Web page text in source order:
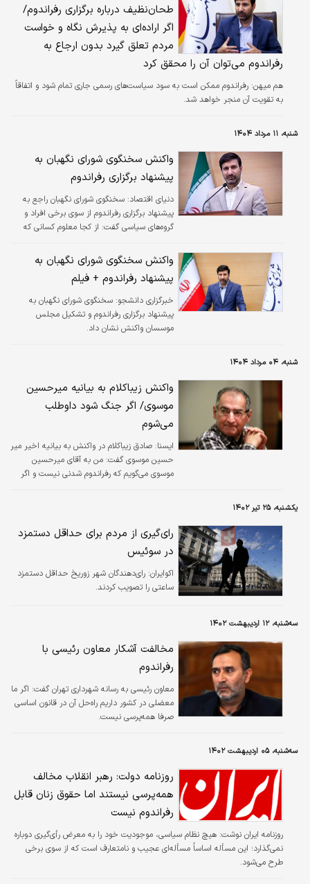
نه میدانی برای تقابل و مبارزه. رفراندوم ممکن
است به سود سیاست‌های رسمی جاری تمام شود و
اتفاقا به تقویت آن منجر خواهد شد. بنابراین،
نیازی نیست که رفراندوم را به چالشی سیاسی
تبدیل کنیم».
طحان‌نظیف درباره برگزاری رفراندوم/
اگر اراده‌ای به پذیرش نگاه و‌ خواست
مردم تعلق گیرد بدون ارجاع به
رفراندوم می‌توان آن را محقق کرد
هم میهن: رفراندوم ممکن است به سود سیاست‌‏های رسمی جاری تمام شود و اتفاقاً
به تقویت آن منجر خواهد شد.
شنبه، ۱۱ مرداد ۱۴۰۴
واکنش سخنگوی شورای نگهبان به
پیشنهاد برگزاری رفراندوم
دنیای اقتصاد: سخنگوی شورای نگهبان راجع به
پیشنهاد برگزاری رفراندوم از سوی برخی افراد و
گروه‌های سیاسی گفت: از کجا معلوم کسانی که
مؤسسان دارند، به نتیجه تغییر قانون اساسی
پایبند باشند و نتیجه را بپذیرند؟
واکنش سخنگوی شورای نگهبان به
پیشنهاد رفراندوم + فیلم
خبرگزاری دانشجو: سخنگوی شورای نگهبان به
پیشنهاد برگزاری رفراندوم و تشکیل مجلس
موسسان واکنش نشان داد.
شنبه، ۰۴ مرداد ۱۴۰۴
واکنش زیباکلام به بیانیه میرحسین
موسوی/ اگر جنگ شود داوطلب
می‌شوم
ايسنا: صادق زیباکلام در واکنش به بیانیه اخیر میر
حسین موسوی گفت: من به آقای میرحسین
موسوی می‌گویم که رفراندوم شدنی نیست و اگر
یکشنبه، ۲۵ تیر ۱۴۰۲
رای‌گیری از مردم برای حداقل دستمزد
در سوئیس
اکوایران: رای‌دهندگان شهر زوریخ حداقل دستمزد
ساعتی را تصویب کردند.
سه‌شنبه، ۱۲ اردیبهشت ۱۴۰۲
مخالفت آشکار معاون رئیسی با
رفراندوم
معاون رئیسی به رسانه شهرداری تهران گفت: اگر ما
معضلی در کشور داریم راه‌حل آن در قانون اساسی
صرفا همه‌پرسی نیست.
سه‌شنبه، ۰۵ اردیبهشت ۱۴۰۲
روزنامه دولت: رهبر انقلاب مخالف
همه‌پرسی نیستند اما حقوق زنان قابل
رفراندوم نیست
روزنامه ایران نوشت: هیچ نظام سیاسی، موجودیت خود را به معرض رأی‌گیری دوباره
نمی‌گذارد؛ این مسأله اساساً مسأله‌ای عجیب و نامتعارف است که از سوی برخی
طرح می‌شود.